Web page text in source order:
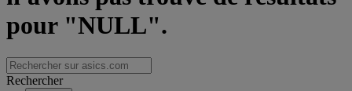
pour "NULL".
Rechercher